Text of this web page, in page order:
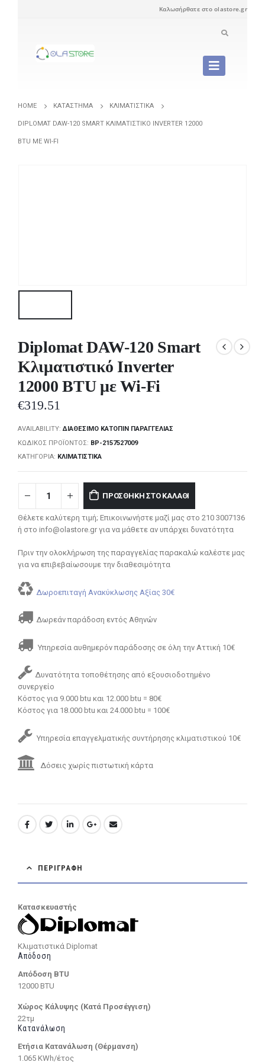
Καλωσήρθατε στο olastore.gr
HOME ΚΑΤΆΣΤΗΜΑ ΚΛΙΜΑΤΙΣΤΙΚΆ
DIPLOMAT DAW-120 SMART ΚΛΙΜΑΤΙΣΤΙΚΌ INVERTER 12000
BTU ΜΕ WI-FI
Diplomat DAW-120 Smart
Κλιματιστικό Inverter
12000 BTU με Wi-Fi
€319.51
AVAILABILITY:ΔΙΑΘΈΣΙΜΟ ΚΑΤΌΠΙΝ ΠΑΡΑΓΓΕΛΊΑΣ
ΚΩΔΙΚΌΣ ΠΡΟΪΌΝΤΟΣ: BP-2157527009
ΚΑΤΗΓΟΡΊΑ: ΚΛΙΜΑΤΙΣΤΙΚΆ
ΠΡΟΣΘΉΚΗ ΣΤΟ ΚΑΛΆΘΙ
Θέλετε καλύτερη τιμή; Επικοινωνήστε μαζί μας στο 210 3007136
ή στο info@olastore.gr για να μάθετε αν υπάρχει δυνατότητα
Πριν την ολοκλήρωση της παραγγελίας παρακαλώ καλέστε μας
για να επιβεβαίωσουμε την διαθεσιμότητα
Δωροεπιταγή Ανακύκλωσης Αξίας 30€
Δωρεάν παράδοση εντός Αθηνών
Υπηρεσία αυθημερόν παράδοσης σε όλη την Αττική 10€
Δυνατότητα τοποθέτησης από εξουσιοδοτημένο
συνεργείο
Κόστος για 9.000 btu και 12.000 btu = 80€
Κόστος για 18.000 btu και 24.000 btu = 100€
Υπηρεσία επαγγελματικής συντήρησης κλιματιστικού 10€
Δόσεις χωρίς πιστωτική κάρτα
ΠΕΡΙΓΡΑΦΉ
Κατασκευαστής
Κλιματιστικά Diplomat
Απόδοση
Απόδοση BTU
12000 BTU
Χώρος Κάλυψης (Κατά Προσέγγιση)
22τμ
Κατανάλωση
Ετήσια Κατανάλωση (Θέρμανση)
1.065 KWh/έτος